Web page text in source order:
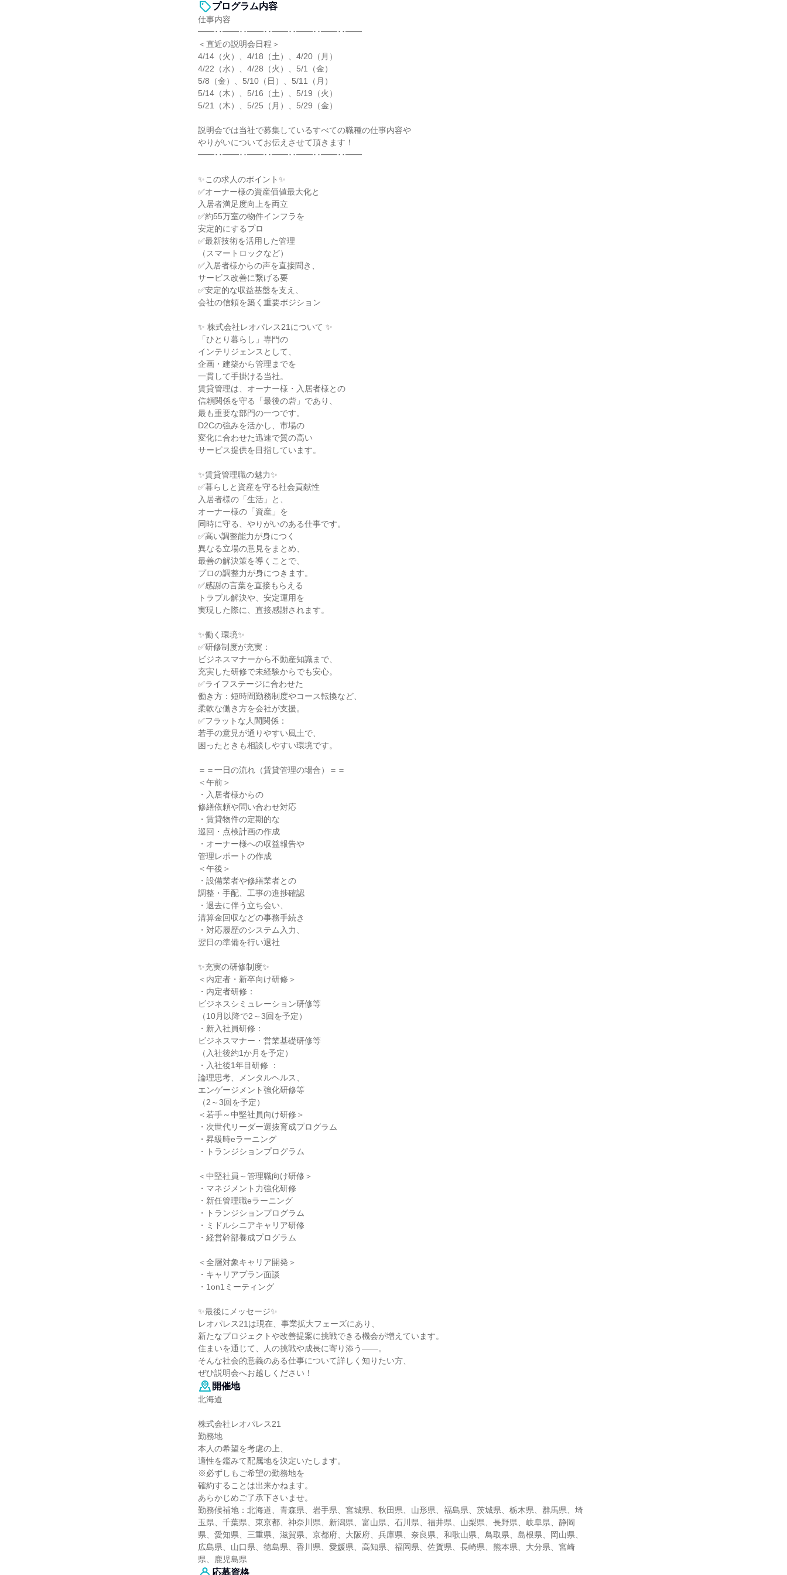
プログラム内容
仕事内容
━━･･━━･･━━･･━━･･━━･･━━･･━━
＜直近の説明会日程＞
4/14（火）、4/18（土）、4/20（月）
4/22（水）、4/28（火）、5/1（金）
5/8（金）、5/10（日）、5/11（月）
5/14（木）、5/16（土）、5/19（火）
5/21（木）、5/25（月）、5/29（金）
説明会では当社で募集しているすべての職種の仕事内容や
やりがいについてお伝えさせて頂きます！
━━･･━━･･━━･･━━･･━━･･━━･･━━
✨この求人のポイント✨
✅オーナー様の資産価値最大化と
入居者満足度向上を両立
✅約55万室の物件インフラを
安定的にするプロ
✅最新技術を活用した管理
（スマートロックなど）
✅入居者様からの声を直接聞き、
サービス改善に繋げる要
✅安定的な収益基盤を支え、
会社の信頼を築く重要ポジション
✨ 株式会社レオパレス21について ✨
「ひとり暮らし」専門の
インテリジェンスとして、
企画・建築から管理までを
一貫して手掛ける当社。
賃貸管理は、オーナー様・入居者様との
信頼関係を守る「最後の砦」であり、
最も重要な部門の一つです。
D2Cの強みを活かし、市場の
変化に合わせた迅速で質の高い
サービス提供を目指しています。
✨賃貸管理職の魅力✨
✅暮らしと資産を守る社会貢献性
入居者様の「生活」と、
オーナー様の「資産」を
同時に守る、やりがいのある仕事です。
✅高い調整能力が身につく
異なる立場の意見をまとめ、
最善の解決策を導くことで、
プロの調整力が身につきます。
✅感謝の言葉を直接もらえる
トラブル解決や、安定運用を
実現した際に、直接感謝されます。
✨働く環境✨
✅研修制度が充実：
ビジネスマナーから不動産知識まで、
充実した研修で未経験からでも安心。
✅ライフステージに合わせた
働き方：短時間勤務制度やコース転換など、
柔軟な働き方を会社が支援。
✅フラットな人間関係：
若手の意見が通りやすい風土で、
困ったときも相談しやすい環境です。
＝＝一日の流れ（賃貸管理の場合）＝＝
＜午前＞
・入居者様からの
修繕依頼や問い合わせ対応
・賃貸物件の定期的な
巡回・点検計画の作成
・オーナー様への収益報告や
管理レポートの作成
＜午後＞
・設備業者や修繕業者との
調整・手配、工事の進捗確認
・退去に伴う立ち会い、
清算金回収などの事務手続き
・対応履歴のシステム入力、
翌日の準備を行い退社
✨充実の研修制度✨
＜内定者・新卒向け研修＞
・内定者研修：
ビジネスシミュレーション研修等
（10月以降で2～3回を予定）
・新入社員研修：
ビジネスマナー・営業基礎研修等
（入社後約1か月を予定）
・入社後1年目研修 ：
論理思考、メンタルヘルス、
エンゲージメント強化研修等
（2～3回を予定）
＜若手～中堅社員向け研修＞
・次世代リーダー選抜育成プログラム
・昇級時eラーニング
・トランジションプログラム
＜中堅社員～管理職向け研修＞
・マネジメント力強化研修
・新任管理職eラーニング
・トランジションプログラム
・ミドルシニアキャリア研修
・経営幹部養成プログラム
＜全層対象キャリア開発＞
・キャリアプラン面談
・1on1ミーティング
✨最後にメッセージ✨
レオパレス21は現在、事業拡大フェーズにあり、
新たなプロジェクトや改善提案に挑戦できる機会が増えています。
住まいを通じて、人の挑戦や成長に寄り添う――。
そんな社会的意義のある仕事について詳しく知りたい方、
ぜひ説明会へお越しください！
開催地
北海道
株式会社レオパレス21
勤務地
本人の希望を考慮の上、
適性を鑑みて配属地を決定いたします。
※必ずしもご希望の勤務地を
確約することは出来かねます。
あらかじめご了承下さいませ。
勤務候補地：北海道、青森県、岩手県、宮城県、秋田県、山形県、福島県、茨城県、栃木県、群馬県、埼
玉県、千葉県、東京都、神奈川県、新潟県、富山県、石川県、福井県、山梨県、長野県、岐阜県、静岡
県、愛知県、三重県、滋賀県、京都府、大阪府、兵庫県、奈良県、和歌山県、鳥取県、島根県、岡山県、
広島県、山口県、徳島県、香川県、愛媛県、高知県、福岡県、佐賀県、長崎県、熊本県、大分県、宮崎
県、鹿児島県
応募資格